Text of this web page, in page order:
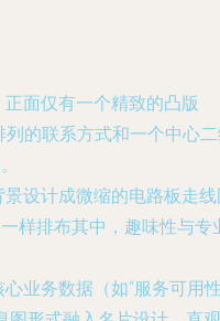
面仅有一个精致的凸版
的联系方式和一个中心
设计成微缩的电路板走
样排布其中，趣味性与专
业务数据（如“服务可用